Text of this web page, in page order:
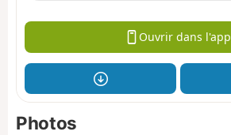
Ouvrir dans l'app
Photos